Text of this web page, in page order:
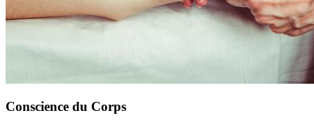
Conscience du Corps